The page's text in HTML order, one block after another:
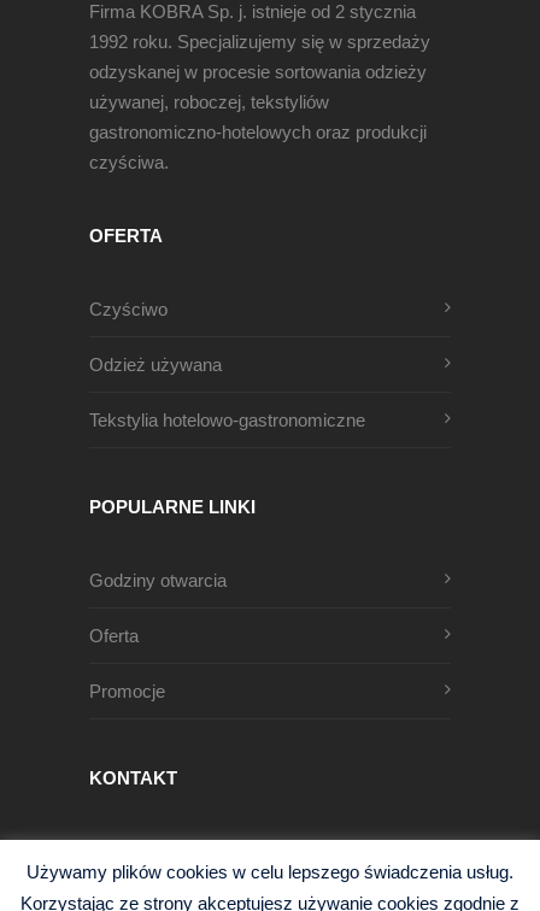
Firma KOBRA Sp. j. istnieje od 2 stycznia
1992 roku. Specjalizujemy się w sprzedaży
odzyskanej w procesie sortowania odzieży
używanej, roboczej, tekstyliów
gastronomiczno-hotelowych oraz produkcji
czyściwa.
OFERTA
Czyściwo
Odzież używana
Tekstylia hotelowo-gastronomiczne
POPULARNE LINKI
Godziny otwarcia
Oferta
Promocje
KONTAKT
68-200 Żary, Polska
Używamy plików cookies w celu lepszego świadczenia usług.
Korzystając ze strony akceptujesz używanie cookies zgodnie z